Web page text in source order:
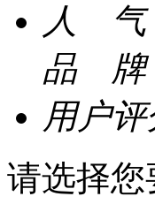
人 气
品 牌
用户评
请选择您